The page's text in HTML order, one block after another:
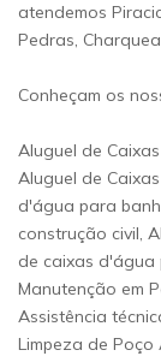
atendemos
Pedras,
Conheçam os
Aluguel de
Aluguel de
d'água para
construção civil,
de caixas d'água
Manutenção em
Assistência
Limpeza de Poço